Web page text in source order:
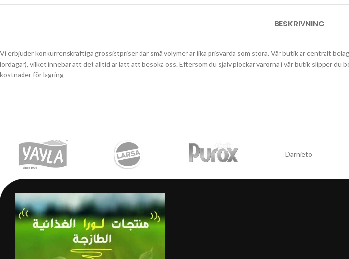
BESKRIVNING
Vi erbjuder konkurrenskraftiga grossistpriser där små volymer är lika prisvärda som stora. Vår butik är centralt
lördagar), vilket innebär att det alltid är lätt att besöka oss. Eftersom du själv plockar varorna i vår butik slipper du
kostnader för lagring
Darnieto